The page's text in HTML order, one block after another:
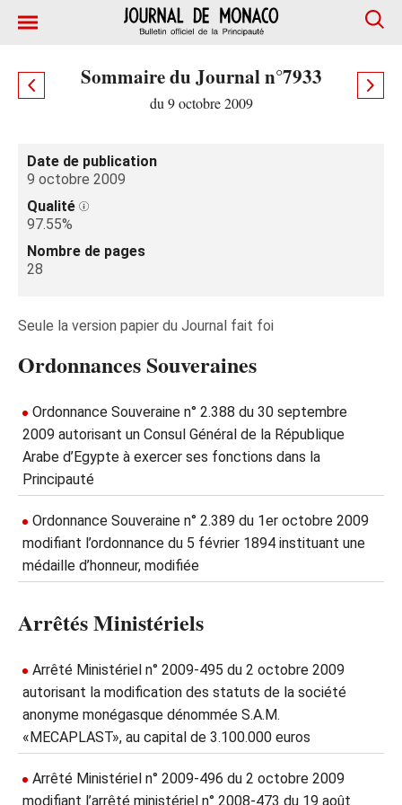
Sommaire du Journal n°7933
du 9 octobre 2009
Date de publication
9 octobre 2009
Qualité
97.55%
Nombre de pages
28
Seule la version papier du Journal fait foi
Ordonnances Souveraines
Ordonnance Souveraine n° 2.388 du 30 septembre
2009 autorisant un Consul Général de la République
Arabe d’Egypte à exercer ses fonctions dans la
Principauté
Ordonnance Souveraine n° 2.389 du 1er octobre 2009
modifiant l’ordonnance du 5 février 1894 instituant une
médaille d’honneur, modifiée
Arrêtés Ministériels
Arrêté Ministériel n° 2009-495 du 2 octobre 2009
autorisant la modification des statuts de la société
anonyme monégasque dénommée S.A.M.
«MECAPLAST», au capital de 3.100.000 euros
Arrêté Ministériel n° 2009-496 du 2 octobre 2009
modifiant l’arrêté ministériel n° 2008-473 du 19 août